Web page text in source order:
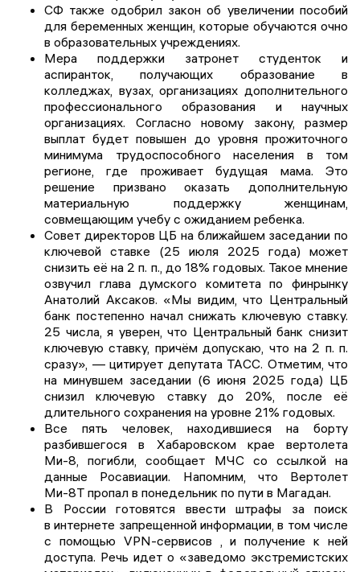
СФ также одобрил закон об увеличении пособий
для беременных женщин, которые обучаются очно
в образовательных учреждениях.
Мера поддержки затронет студенток и
аспиранток, получающих образование в
колледжах, вузах, организациях дополнительного
профессионального образования и научных
организациях. Согласно новому закону, размер
выплат будет повышен до уровня прожиточного
минимума трудоспособного населения в том
регионе, где проживает будущая мама. Это
решение призвано оказать дополнительную
материальную поддержку женщинам,
совмещающим учебу с ожиданием ребенка.
Совет директоров ЦБ на ближайшем заседании по
ключевой ставке (25 июля 2025 года) может
снизить её на 2 п. п., до 18% годовых. Такое мнение
озвучил глава думского комитета по финрынку
Анатолий Аксаков. «Мы видим, что Центральный
банк постепенно начал снижать ключевую ставку.
25 числа, я уверен, что Центральный банк снизит
ключевую ставку, причём допускаю, что на 2 п. п.
сразу», — цитирует депутата ТАСС. Отметим, что
на минувшем заседании (6 июня 2025 года) ЦБ
снизил ключевую ставку до 20%, после её
длительного сохранения на уровне 21% годовых.
Все пять человек, находившиеся на борту
разбившегося в Хабаровском крае вертолета
Ми-8, погибли, сообщает МЧС со ссылкой на
данные Росавиации. Напомним, что Вертолет
Ми-8Т пропал в понедельник по пути в Магадан.
В России готовятся ввести штрафы за поиск
в интернете запрещенной информации, в том числе
с помощью VPN-сервисов , и получение к ней
доступа. Речь идет о «заведомо экстремистских